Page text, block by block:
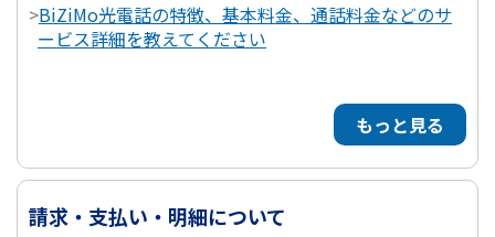
>BiZiMo光電話の特徴、基本料金、通話料金などのサ
ービス詳細を教えてください
もっと見る
請求・支払い・明細について